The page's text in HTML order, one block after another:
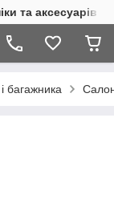
та аксесуарів в
багажника